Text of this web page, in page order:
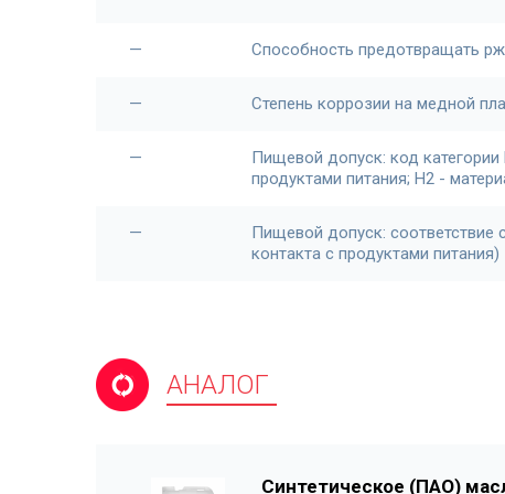
— Способность предотвращать
— Степень коррозии на медной
—
Пищевой допуск: код
продуктами питания; H2 -
—
Пищевой допуск: соответствие
контакта с продуктами питания)
АНАЛОГ
Синтетическое (ПАО)